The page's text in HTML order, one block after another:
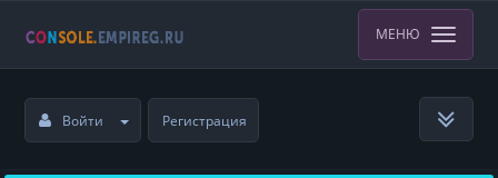
МЕНЮ
Войти Регистрация